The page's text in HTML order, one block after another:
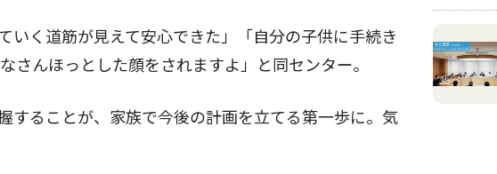
く道筋が見えて安心できた」「自分の子供に手続き
さんほっとした顔をされますよ」と同センター。
ることが、家族で今後の計画を立てる第一歩に。気